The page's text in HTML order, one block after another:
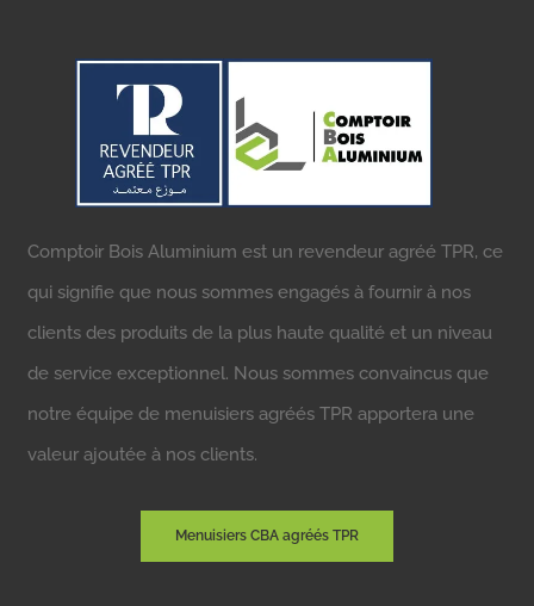
Comptoir Bois Aluminium est un revendeur agréé TPR, ce
qui signifie que nous sommes engagés à fournir à nos
clients des produits de la plus haute qualité et un niveau
de service exceptionnel. Nous sommes convaincus que
notre équipe de menuisiers agréés TPR apportera une
valeur ajoutée à nos clients.
Menuisiers CBA agréés TPR